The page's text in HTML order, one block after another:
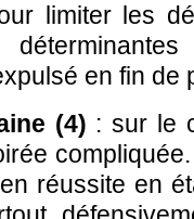
limiter les
en fin de
(4) : sur le
réussite en